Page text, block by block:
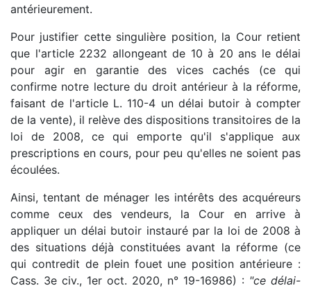
antérieurement.
Pour justifier cette singulière position, la Cour retient
que l'article 2232 allongeant de 10 à 20 ans le délai
pour agir en garantie des vices cachés (ce qui
confirme notre lecture du droit antérieur à la réforme,
faisant de l'article L. 110-4 un délai butoir à compter
de la vente), il relève des dispositions transitoires de la
loi de 2008, ce qui emporte qu'il s'applique aux
prescriptions en cours, pour peu qu'elles ne soient pas
écoulées.
Ainsi, tentant de ménager les intérêts des acquéreurs
comme ceux des vendeurs, la Cour en arrive à
appliquer un délai butoir instauré par la loi de 2008 à
des situations déjà constituées avant la réforme (ce
qui contredit de plein fouet une position antérieure :
Cass. 3e civ., 1er oct. 2020, n° 19-16986) : "ce délai-